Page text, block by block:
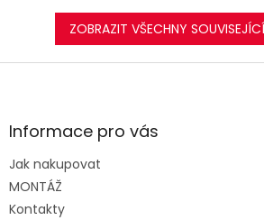
ZOBRAZIT VŠECHNY
Z
aInformace pro vás
Jak nakupovat
MONTÁŽ
Kontakty